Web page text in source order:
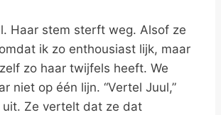
Haar stem sterft weg. Alsof ze
omdat ik zo enthousiast lijk, maar
zo haar twijfels heeft. We
niet op één lijn. “Vertel Juul,”
uit. Ze vertelt dat ze dat